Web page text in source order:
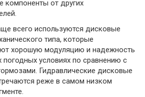
компоненты от других
всего используются дисковые
типа, которые
хорошую модуляцию и надежность
погодных условиях по сравнению с
Гидравлические дисковые
реже в самом низком